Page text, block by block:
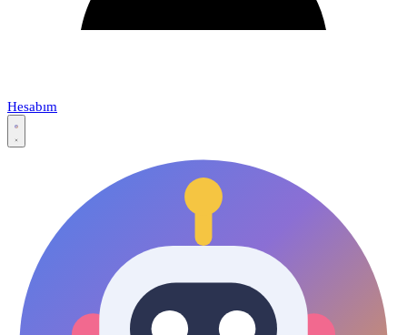
Hesabım